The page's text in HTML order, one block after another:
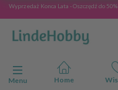
Wyprzedaż Konca Lata - Oszczędź do 50%
Przełącz nawigację
Menu